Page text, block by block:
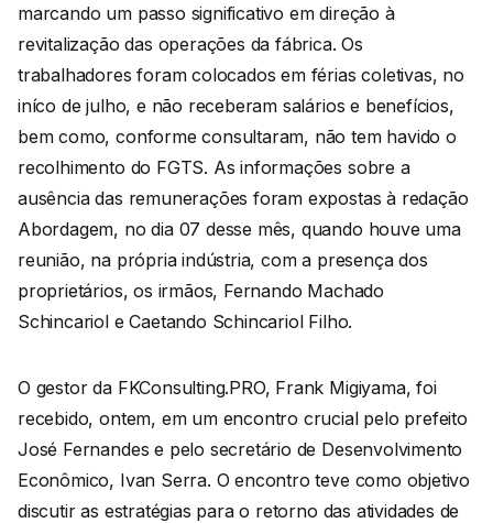
marcando um passo significativo em direção à
revitalização das operações da fábrica. Os
trabalhadores foram colocados em férias coletivas, no
iníco de julho, e não receberam salários e benefícios,
bem como, conforme consultaram, não tem havido o
recolhimento do FGTS. As informações sobre a
ausência das remunerações foram expostas à redação
Abordagem, no dia 07 desse mês, quando houve uma
reunião, na própria indústria, com a presença dos
proprietários, os irmãos, Fernando Machado
Schincariol e Caetando Schincariol Filho.
O gestor da FKConsulting.PRO, Frank Migiyama, foi
recebido, ontem, em um encontro crucial pelo prefeito
José Fernandes e pelo secretário de Desenvolvimento
Econômico, Ivan Serra. O encontro teve como objetivo
discutir as estratégias para o retorno das atividades de